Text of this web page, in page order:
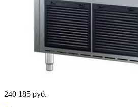
240 185 руб.